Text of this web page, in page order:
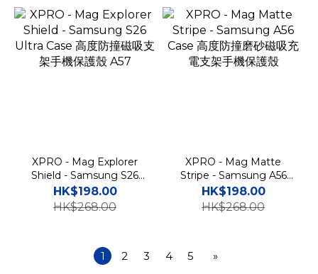
XPRO - Mag Explorer
Shield - Samsung S26
Ultra Case 高度防撞磁吸
支架手機保護殼 A57
HK$198.00
HK$268.00
XPRO - Mag Matte
Stripe - Samsung A56
Case 高度防撞磨砂磁吸充
電支架手機保護殼
HK$198.00
HK$268.00
1 2 3 4 5 »